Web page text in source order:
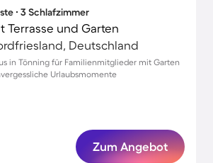
∙ 3 Schlafzimmer
Terrasse und Garten
Deutschland
in Tönning für Familienmitglieder mit Garten
Urlaubsmomente
Zum Angebot